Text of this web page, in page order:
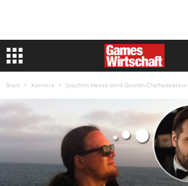
Start Karriere Joachim Hesse wird Gronkh-Chefredakteur